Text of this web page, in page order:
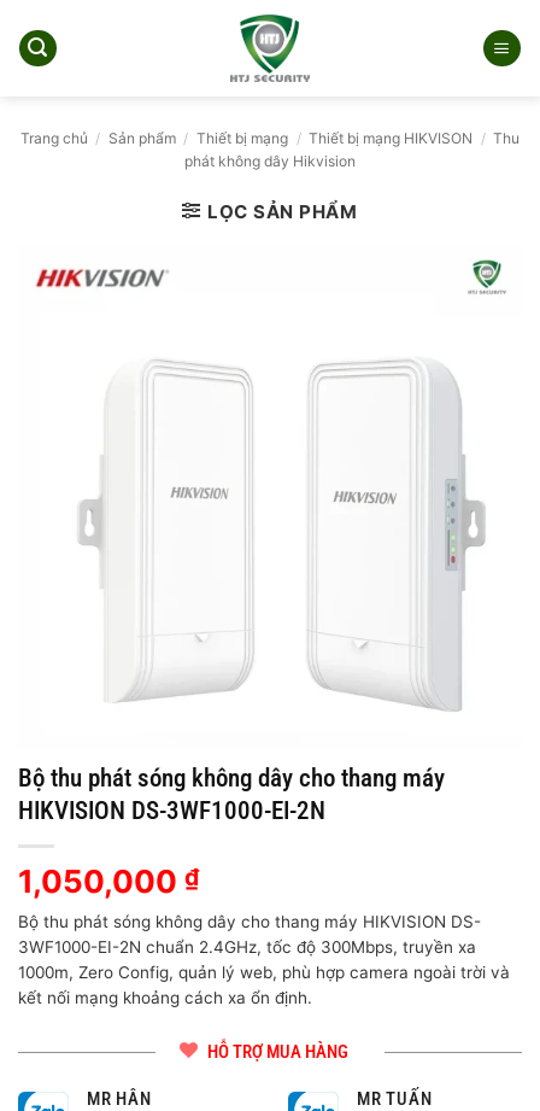
qua
Trang chủ / Sản phẩm / Thiết bị mạng / Thiết bị mạng HIKVISON / Thu
phát không dây Hikvision
LỌC SẢN PHẨM
Bộ thu phát sóng không dây cho thang máy
HIKVISION DS-3WF1000-EI-2N
1,050,000 ₫
Bộ thu phát sóng không dây cho thang máy HIKVISION DS-
3WF1000-EI-2N chuẩn 2.4GHz, tốc độ 300Mbps, truyền xa
1000m, Zero Config, quản lý web, phù hợp camera ngoài trời và
kết nối mạng khoảng cách xa ổn định.
HỖ TRỢ MUA HÀNG
MR HÂN MR TUẤN